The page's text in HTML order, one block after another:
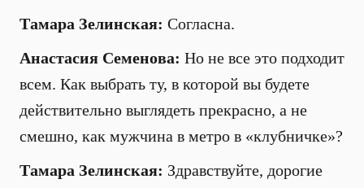
Тамара Зелинская: Согласна.
Анастасия Семенова: Но не все это подходит
всем. Как выбрать ту, в которой вы будете
действительно выглядеть прекрасно, а не
смешно, как мужчина в метро в «клубничке»?
Тамара Зелинская: Здравствуйте, дорогие